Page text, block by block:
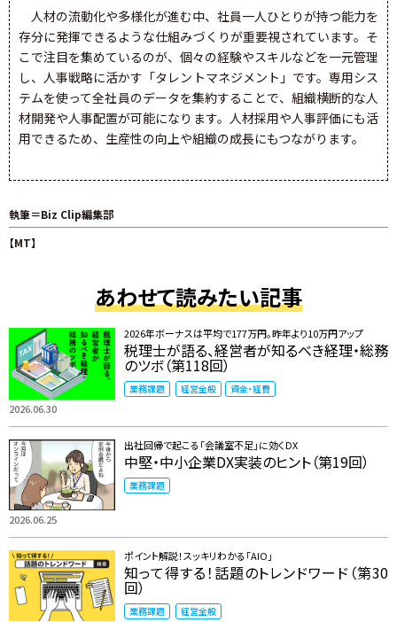
人材の流動化や多様化が進む中、社員一人ひとりが持つ能力を
存分に発揮できるような仕組みづくりが重要視されています。そ
こで注目を集めているのが、個々の経験やスキルなどを一元管理
し、人事戦略に活かす「タレントマネジメント」です。専用シス
テムを使って全社員のデータを集約することで、組織横断的な人
材開発や人事配置が可能になります。人材採用や人事評価にも活
用できるため、生産性の向上や組織の成長にもつながります。
執筆＝Biz Clip編集部
【MT】
あわせて読みたい記事
2026.06.30
2026年ボーナスは平均で177万円。昨年より10万円アップ
税理士が語る、経営者が知るべき経理・総務
のツボ（第118回）
業務課題 経営全般 資金・経費
2026.06.25
出社回帰で起こる「会議室不足」に効くDX
中堅・中小企業DX実装のヒント（第19回）
業務課題
ポイント解説！スッキリわかる「AIO」
知って得する！話題のトレンドワード（第30
回）
業務課題 経営全般